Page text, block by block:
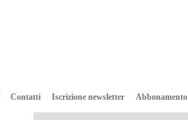
Contatti Iscrizione newsletter Abbonamento